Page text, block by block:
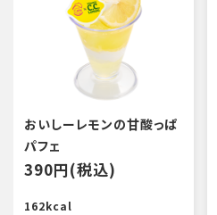
おいしーレモンの甘酸っぱ
パフェ
390円(税込)
162kcal